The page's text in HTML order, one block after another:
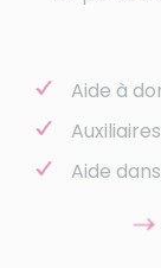
Aide à
Aide